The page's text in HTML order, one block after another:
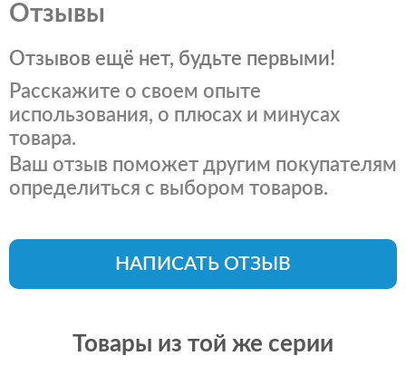
Отзывы
Отзывов ещё нет, будьте первыми!
Расскажите о своем опыте
использования, о плюсах и минусах
товара.
Ваш отзыв поможет другим покупателям
определиться с выбором товаров.
НАПИСАТЬ ОТЗЫВ
Товары из той же серии